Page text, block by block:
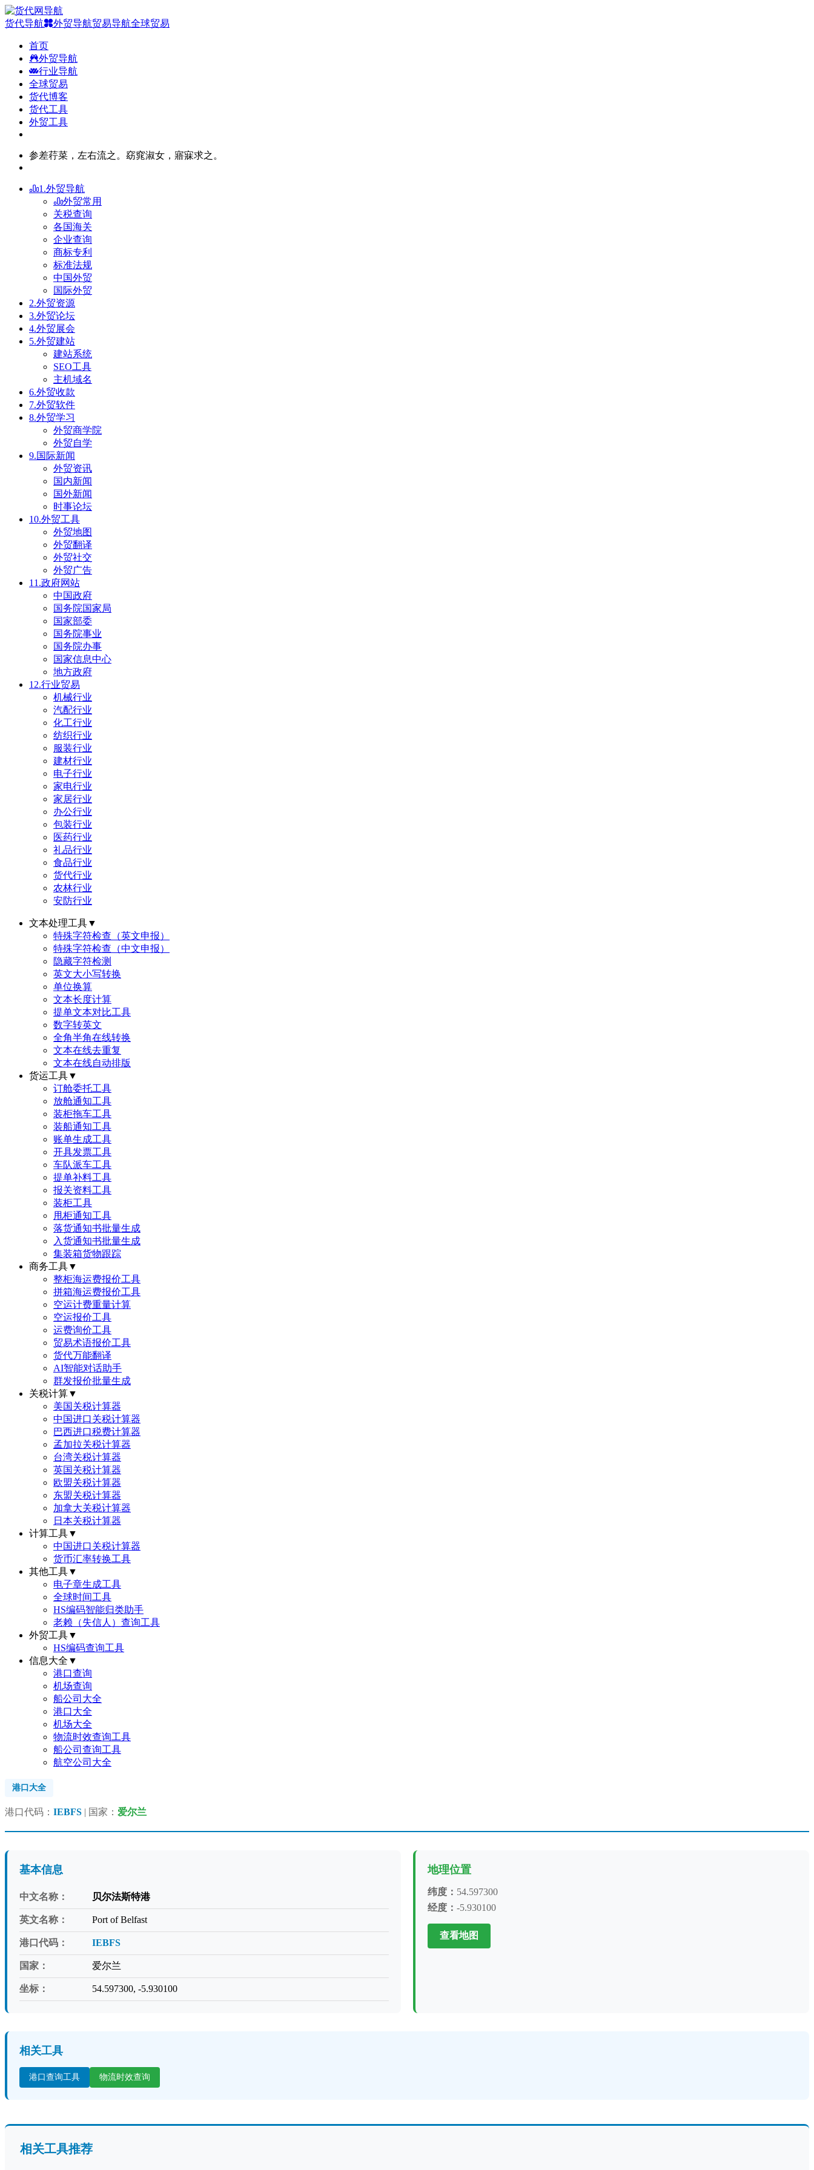
货代导航 外贸导航贸易导航全球贸易
首页
外贸导航
行业导航
全球贸易
货代博客
货代工具
外贸工具
参差荇菜，左右流之。窈窕淑女，寤寐求之。
1.外贸导航
外贸常用
关税查询
各国海关
企业查询
商标专利
标准法规
中国外贸
国际外贸
2.外贸资源
3.外贸论坛
4.外贸展会
5.外贸建站
建站系统
SEO工具
主机域名
6.外贸收款
7.外贸软件
8.外贸学习
外贸商学院
外贸自学
9.国际新闻
外贸资讯
国内新闻
国外新闻
时事论坛
10.外贸工具
外贸地图
外贸翻译
外贸社交
外贸广告
11.政府网站
中国政府
国务院国家局
国家部委
国务院事业
国务院办事
国家信息中心
地方政府
12.行业贸易
机械行业
汽配行业
化工行业
纺织行业
服装行业
建材行业
电子行业
家电行业
家居行业
办公行业
包装行业
医药行业
礼品行业
食品行业
货代行业
农林行业
安防行业
文本处理工具▼
特殊字符检查（英文申报）
特殊字符检查（中文申报）
隐藏字符检测
英文大小写转换
单位换算
文本长度计算
提单文本对比工具
数字转英文
全角半角在线转换
文本在线去重复
文本在线自动排版
货运工具▼
订舱委托工具
放舱通知工具
装柜拖车工具
装船通知工具
账单生成工具
开具发票工具
车队派车工具
提单补料工具
报关资料工具
装柜工具
甩柜通知工具
落货通知书批量生成
入货通知书批量生成
集装箱货物跟踪
商务工具▼
整柜海运费报价工具
拼箱海运费报价工具
空运计费重量计算
空运报价工具
运费询价工具
贸易术语报价工具
货代万能翻译
AI智能对话助手
群发报价批量生成
关税计算▼
美国关税计算器
中国进口关税计算器
巴西进口税费计算器
孟加拉关税计算器
台湾关税计算器
英国关税计算器
欧盟关税计算器
东盟关税计算器
加拿大关税计算器
日本关税计算器
计算工具▼
中国进口关税计算器
货币汇率转换工具
其他工具▼
电子章生成工具
全球时间工具
HS编码智能归类助手
老赖（失信人）查询工具
外贸工具▼
HS编码查询工具
信息大全 ▼
港口查询
机场查询
船公司大全
港口大全
机场大全
物流时效查询工具
船公司查询工具
航空公司大全
港口大全
港口代码： IEBFS | 国家： 爱尔兰
基本信息
中文名称： 贝尔法斯特港
英文名称： Port of Belfast
港口代码： IEBFS
国家： 爱尔兰
坐标： 54.597300, -5.930100
地理位置
纬度： 54.597300
经度： -5.930100
查看地图
相关工具
港口查询工具 物流时效查询
相关工具推荐